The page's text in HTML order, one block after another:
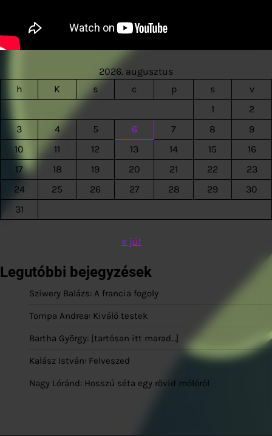
2026. augusztus
h
K s c p s
v
1
2
3
4 5 6 7 8
9
10
11 12 13 14 15
16
17
18 19 20 21 22
23
24
25 26 27 28 29
30
31
« júl
Legutóbbi bejegyzések
Sziwery Balázs: A francia fogoly
Tompa Andrea: Kiváló testek
Bartha György: [tartósan itt marad…]
Kalász István: Felveszed
Nagy Lóránd: Hosszú séta egy rövid mólóról